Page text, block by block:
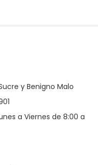
y Benigno Malo
a Viernes de 8:00 a